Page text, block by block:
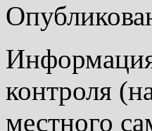
контроля
местного